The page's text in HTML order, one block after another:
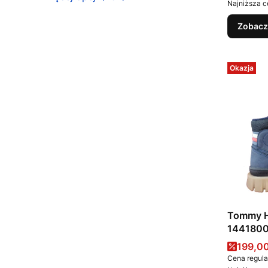
Najniższa
Okazja
Tommy
Cena
Cena